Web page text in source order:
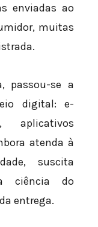
enviadas ao
muitas
passou-se a
digital: e-
aplicativos
atenda à
suscita
ciência do
entrega.